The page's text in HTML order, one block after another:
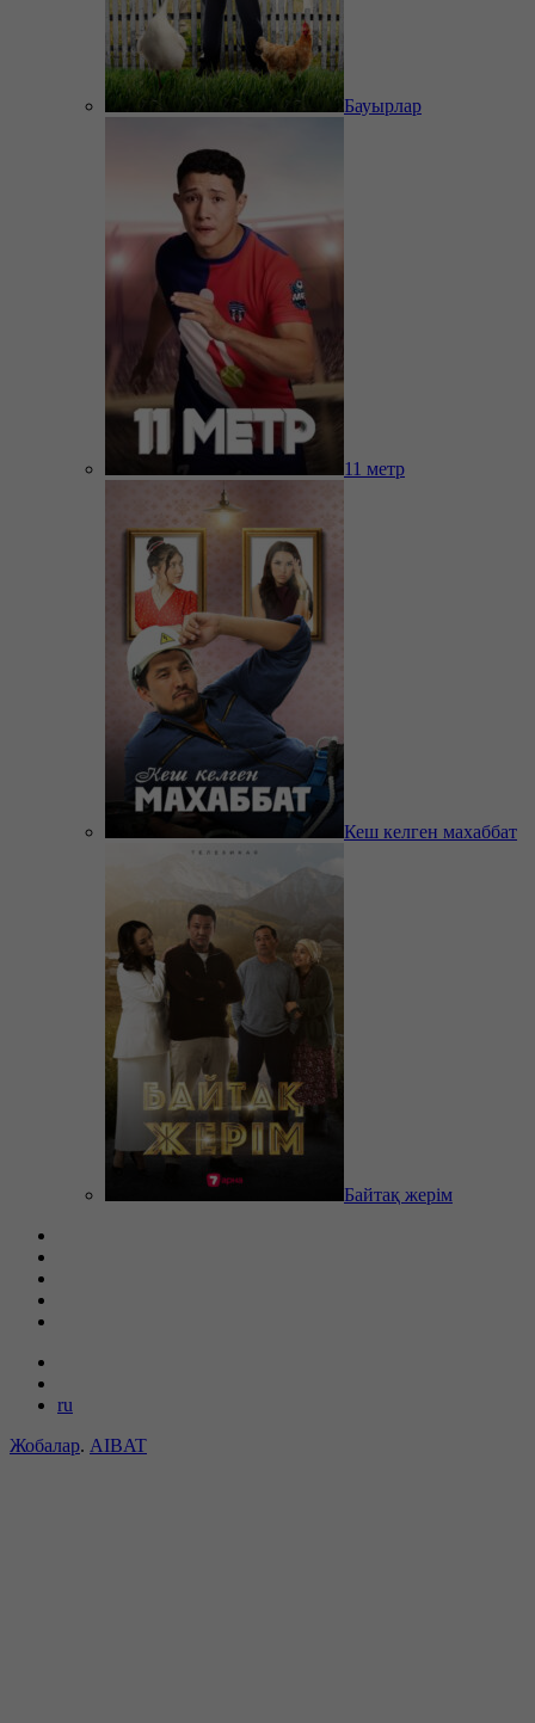
Бауырлар
11 метр
Кеш келген махаббат
Байтақ жерім
ru
Жобалар. AIBAT